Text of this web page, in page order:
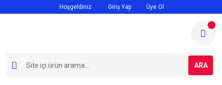
Hoşgeldiniz Giriş Yap Üye Ol
ARA